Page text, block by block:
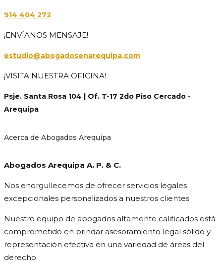
914 404 272
¡ENVÍANOS MENSAJE!
estudio@abogadosenarequipa.com
¡VISITA NUESTRA OFICINA!
Psje. Santa Rosa 104 | Of. T-17 2do Piso Cercado -
Arequipa
Acerca de Abogados Arequipa
Abogados Arequipa A. P. & C.
Nos enorgullecemos de ofrecer servicios legales
excepcionales personalizados a nuestros clientes.
Nuestro equipo de abogados altamente calificados está
comprometido en brindar asesoramiento legal sólido y
representación efectiva en una variedad de áreas del
derecho.